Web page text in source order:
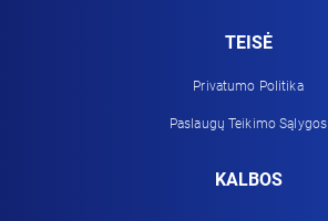
TEISĖ
Privatumo Politika
Paslaugų Teikimo Sąlygos
KALBOS